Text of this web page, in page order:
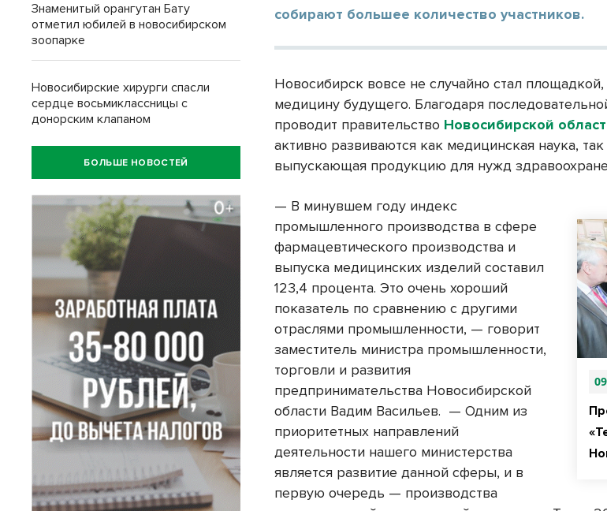
собирают большее количество участников.
Новосибирск вовсе не случайно стал
медицину будущего. Благодаря
проводит правительство Новосибирской
активно развиваются как медицинская наука,
выпускающая продукцию для нужд
— В минувшем году индекс
промышленного производства в сфере
фармацевтического производства и
выпуска медицинских изделий составил
123,4 процента. Это очень хороший
показатель по сравнению с другими
отраслями промышленности, — говорит
заместитель министра промышленности,
торговли и развития
предпринимательства Новосибирской
области Вадим Васильев. — Одним из
приоритетных направлений
деятельности нашего министерства
является развитие данной сферы, и в
первую очередь — производства
Знаменитый орангутан Бату
отметил юбилей в новосибирском
зоопарке
Новосибирские хирурги спасли
сердце восьмиклассницы с
донорским клапаном
БОЛЬШЕ НОВОСТЕЙ